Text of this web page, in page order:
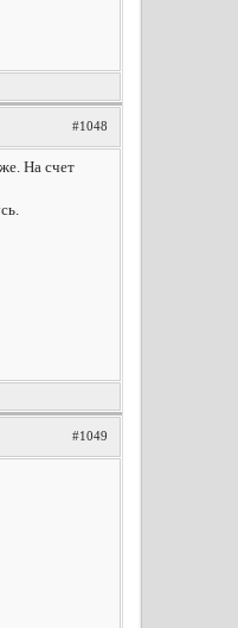
#1048
На счет
#1049